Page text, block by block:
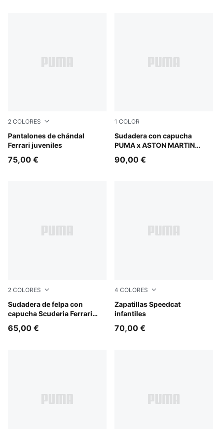
2 COLORES
Pantalones de chándal
Ferrari juveniles
Rosso Corsa
75,00 €
1 COLOR
Sudadera con capucha
PUMA x ASTON MARTIN
juvenil
Green Lux
90,00 €
2 COLORES
Sudadera de felpa con
capucha Scuderia Ferrari
Rosso Corsa
65,00 €
4 COLORES
Zapatillas Speedcat
infantiles
PUMA Black-PUMA White
70,00 €